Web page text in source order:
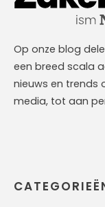
Op onze blog
een breed scala
nieuws en trends
media, tot aan